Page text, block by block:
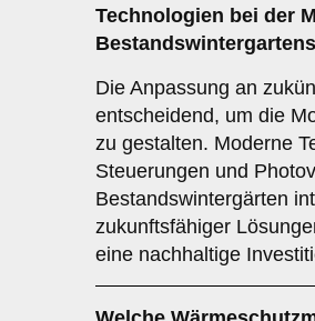
Technologien bei der
Die Anpassung an
entscheidend, um die
zu gestalten. Moderne
Steuerungen und
Bestandswintergärten
zukunftsfähiger
eine nachhaltige